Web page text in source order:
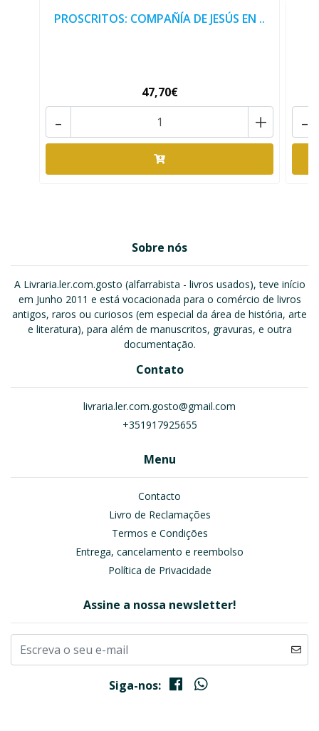
PROSCRITOS: COMPAÑÍA DE JESÚS EN ..
47,70€
+
- -
Sobre nós
A Livraria.ler.com.gosto (alfarrabista - livros usados), teve início
em Junho 2011 e está vocacionada para o comércio de livros
antigos, raros ou curiosos (em especial da área de história, arte
e literatura), para além de manuscritos, gravuras, e outra
documentação.
Contato
livraria.ler.com.gosto@gmail.com
+351917925655
Menu
Contacto
Livro de Reclamações
Termos e Condições
Entrega, cancelamento e reembolso
Política de Privacidade
Assine a nossa newsletter!
Siga-nos: